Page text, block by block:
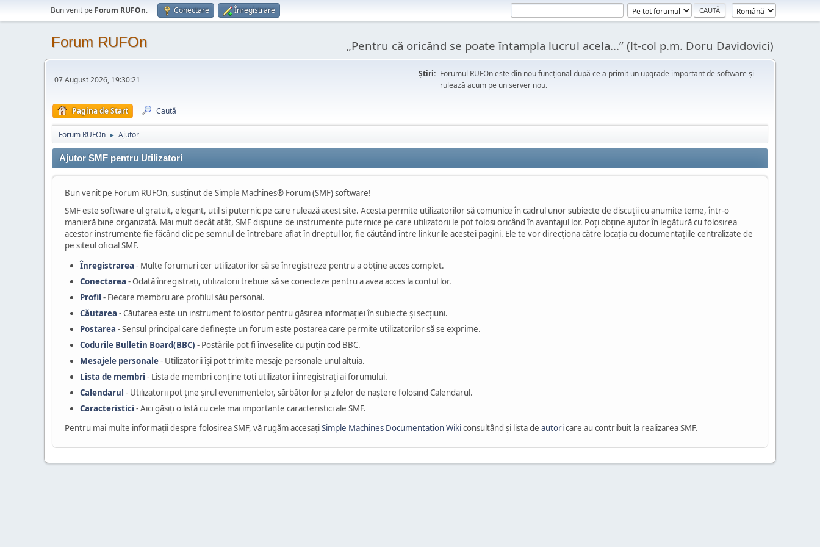
Bun venit pe Forum RUFOn. Conectare Înregistrare
Forum RUFOn „Pentru că oricând se poate întampla lucrul acela...” (lt-col p.m. Doru Davidovici)
07 August 2026, 19:30:21
Ştiri: Forumul RUFOn este din nou funcțional după ce a primit un upgrade important de software și
rulează acum pe un server nou.
Pagina de Start Caută
Forum RUFOn ► Ajutor
Ajutor SMF pentru Utilizatori
Bun venit pe Forum RUFOn, susținut de Simple Machines® Forum (SMF) software!
SMF este software-ul gratuit, elegant, util si puternic pe care rulează acest site. Acesta permite utilizatorilor să comunice în cadrul unor subiecte de discuţii cu anumite teme, într-o
manieră bine organizată. Mai mult decât atât, SMF dispune de instrumente puternice pe care utilizatorii le pot folosi oricând în avantajul lor. Poţi obţine ajutor în legătură cu folosirea
acestor instrumente fie făcând clic pe semnul de întrebare aflat în dreptul lor, fie căutând între linkurile acestei pagini. Ele te vor direcţiona către locaţia cu documentaţiile centralizate de
pe siteul oficial SMF.
Înregistrarea - Multe forumuri cer utilizatorilor să se înregistreze pentru a obţine acces complet.
Conectarea - Odată înregistraţi, utilizatorii trebuie să se conecteze pentru a avea acces la contul lor.
Profil - Fiecare membru are profilul său personal.
Căutarea - Căutarea este un instrument folositor pentru găsirea informaţiei în subiecte şi secţiuni.
Postarea - Sensul principal care defineşte un forum este postarea care permite utilizatorilor să se exprime.
Codurile Bulletin Board(BBC) - Postările pot fi înveselite cu puţin cod BBC.
Mesajele personale- Utilizatorii își pot trimite mesaje personale unul altuia.
Lista de membri - Lista de membri conţine toti utilizatorii înregistraţi ai forumului.
Calendarul - Utilizatorii pot ţine şirul evenimentelor, sărbătorilor şi zilelor de naştere folosind Calendarul.
Caracteristici - Aici găsiţi o listă cu cele mai importante caracteristici ale SMF.
Pentru mai multe informaţii despre folosirea SMF, vă rugăm accesaţiSimple Machines Documentation Wikiconsultând şi lista de autoricare au contribuit la realizarea SMF.